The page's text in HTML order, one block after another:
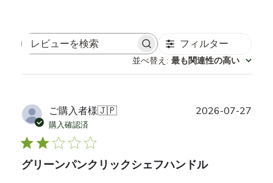
レ
を
検
フィルター
並べ替え: 最も関連性の高い
ご購入者様🇯🇵
購入確認済
グリーンパンクリックシェフハンドル
2026-07-27